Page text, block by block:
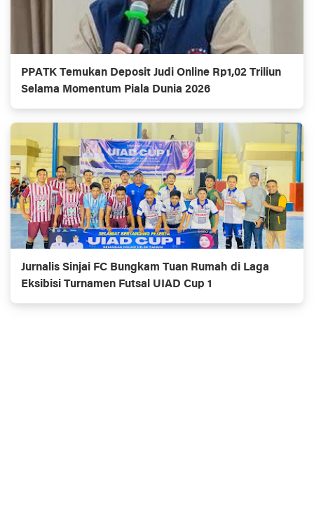
PPATK Temukan Deposit Judi Online Rp1,02 Triliun
Selama Momentum Piala Dunia 2026
Jurnalis Sinjai FC Bungkam Tuan Rumah di Laga
Eksibisi Turnamen Futsal UIAD Cup 1